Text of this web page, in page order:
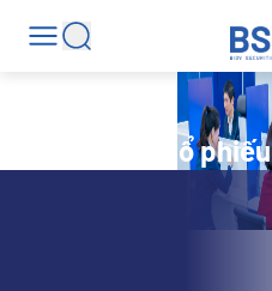
Tin tức mã cổ phiếu